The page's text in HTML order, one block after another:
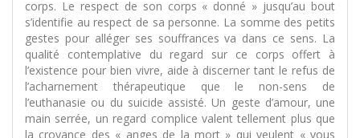
corps. Le respect de son corps « donné » jusqu’au bout
s’identifie au respect de sa personne. La somme des petits
gestes pour alléger ses souffrances va dans ce sens. La
qualité contemplative du regard sur ce corps offert à
l’existence pour bien vivre, aide à discerner tant le refus de
l’acharnement thérapeutique que le non-sens de
l’euthanasie ou du suicide assisté. Un geste d’amour, une
main serrée, un regard complice valent tellement plus que
la croyance des « anges de la mort » qui veulent « vous